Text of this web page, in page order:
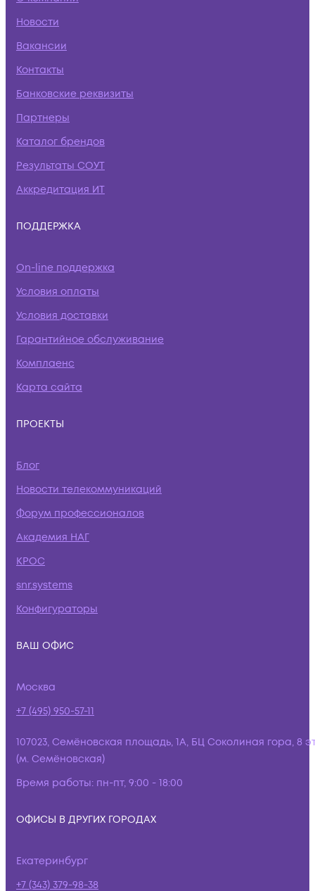
Новости
Вакансии
Контакты
Банковские реквизиты
Партнеры
Каталог брендов
Результаты СОУТ
Аккредитация ИТ
ПОДДЕРЖКА
On-line поддержка
Условия оплаты
Условия доставки
Гарантийное обслуживание
Комплаенс
Карта сайта
ПРОЕКТЫ
Блог
Новости телекоммуникаций
Форум профессионалов
Академия НАГ
КРОС
snr.systems
Конфигураторы
ВАШ ОФИС
Москва
+7 (495) 950-57-11
107023, Семёновская площадь, 1А, БЦ Соколиная гора, 8
(м. Семёновская)
Время работы: пн-пт, 9:00 - 18:00
ОФИСЫ В ДРУГИХ ГОРОДАХ
Екатеринбург
+7 (343) 379-98-38